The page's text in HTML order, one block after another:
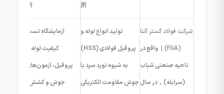
所
所
شرکت فولاد گستر آتنا
(FGA)
｜واقع در
ناحیه صنعتی شباب
(سرابله)，در سال
تولید انواع لوله و
پروفیل فولادی (HSS)
به شیوه نورد سرد با
جوش مقاومت الکتریکی
آزمایشگاه تست
کیفیت لوله و
پروفیل، آزمون‌های
جوش و کشش،